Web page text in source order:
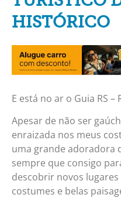
HISTÓRICO
E está no ar o Guia RS
Apesar de não ser
enraizada nos meus
uma grande adoradora
sempre que consigo
descobrir novos
costumes e belas